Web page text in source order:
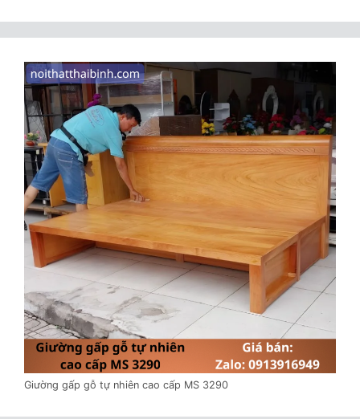
Giường gấp gỗ tự nhiên cao cấp MS 3290